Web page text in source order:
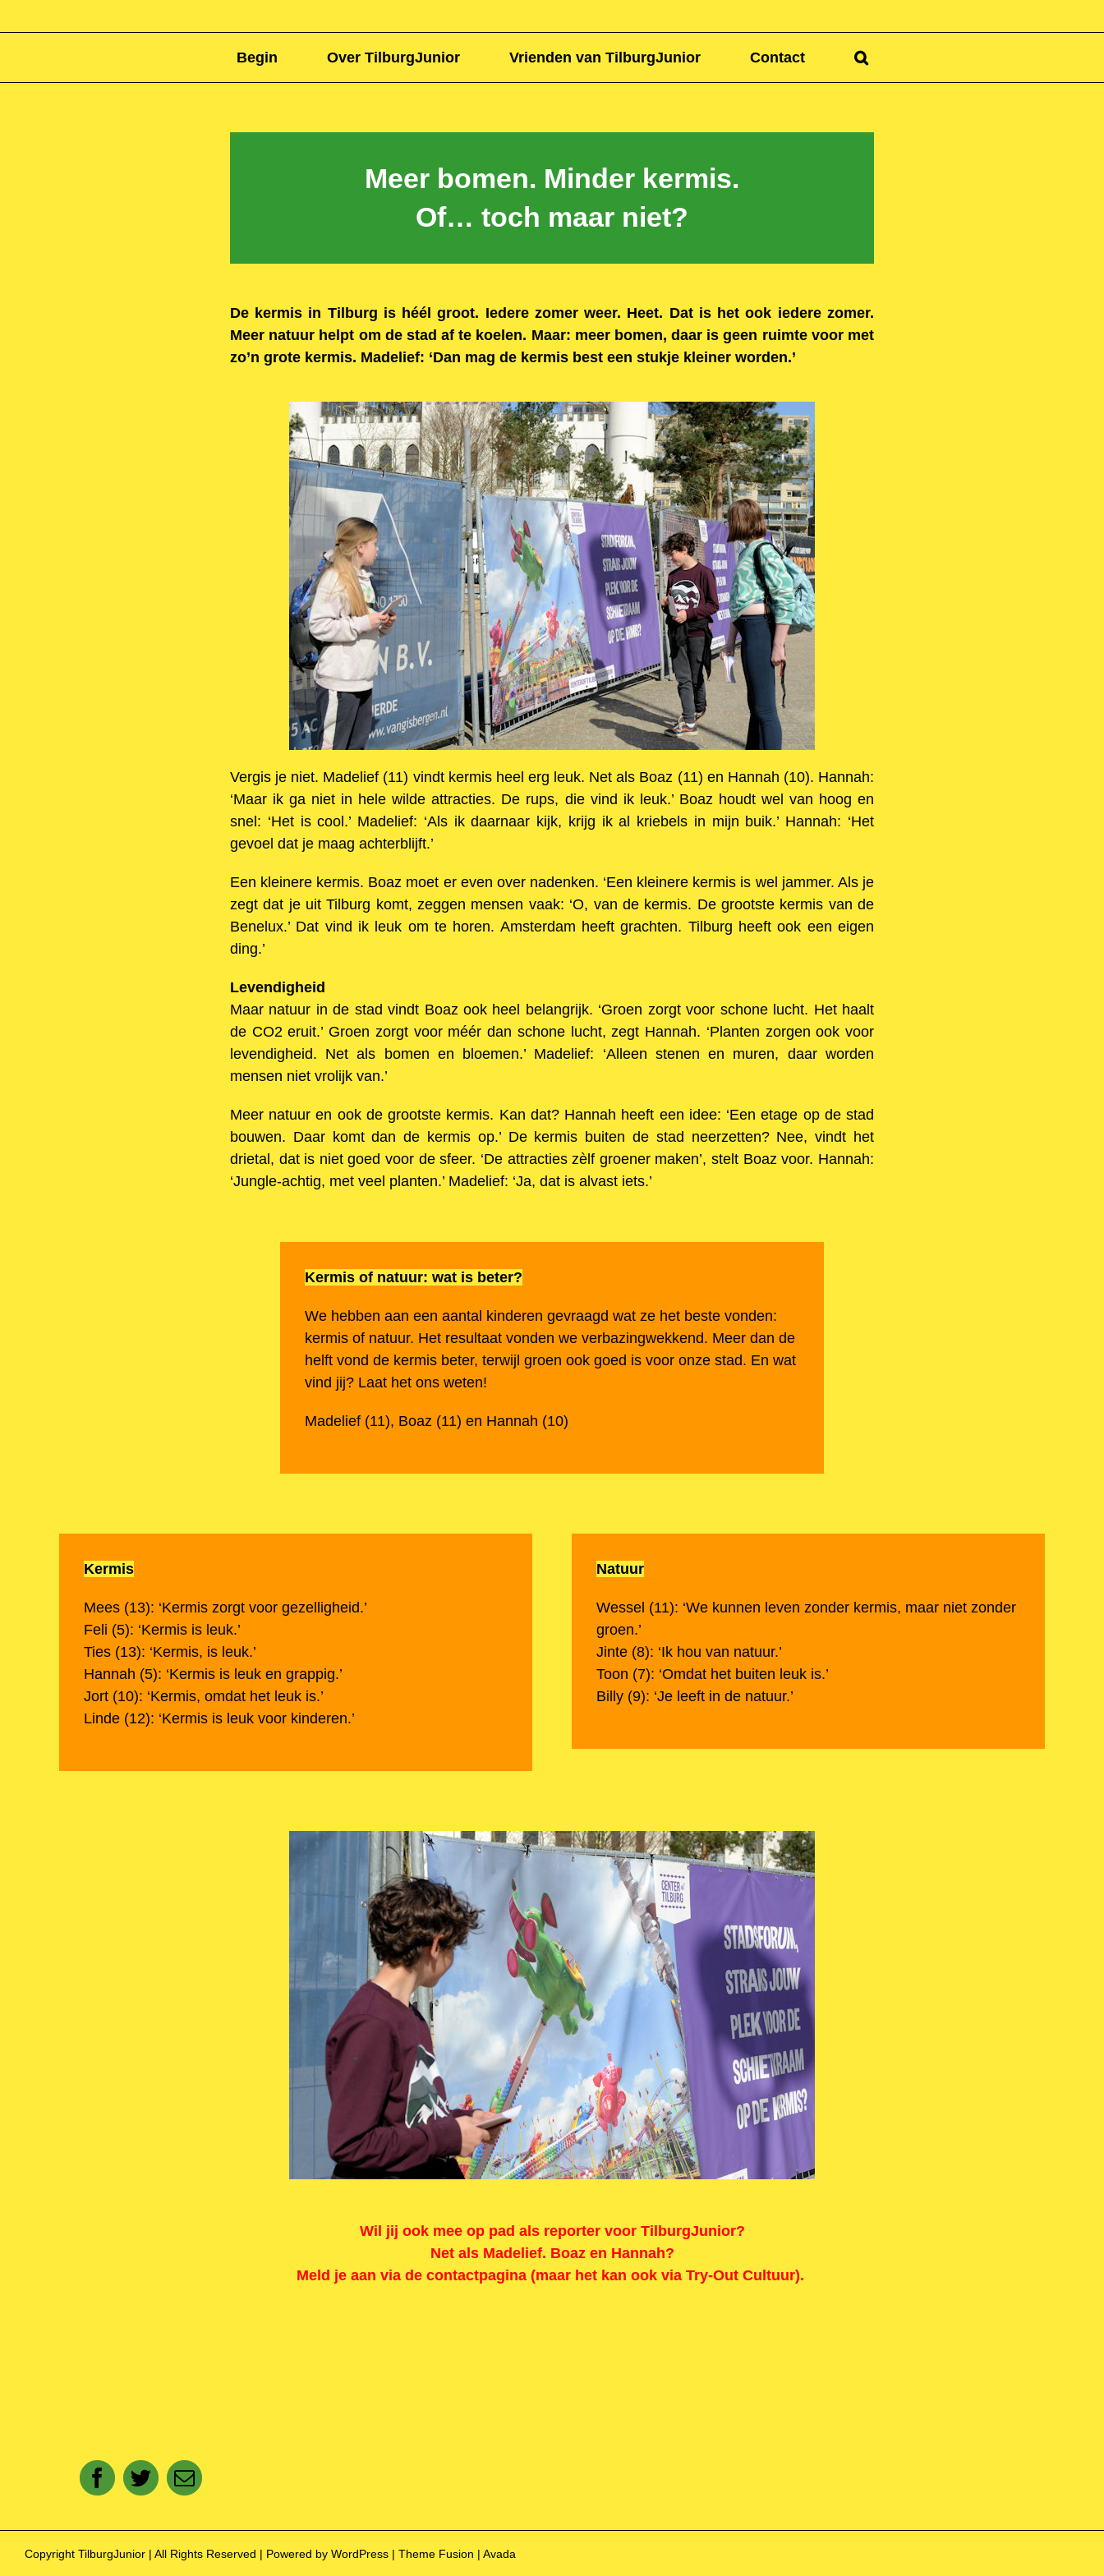
Begin Over TilburgJunior Vrienden van TilburgJunior Contact
Meer bomen. Minder kermis.
Of… toch maar niet?
De kermis in Tilburg is héél groot. Iedere zomer weer. Heet. Dat is het ook iedere zomer.
Meer natuur helpt om de stad af te koelen. Maar: meer bomen, daar is geen ruimte voor met
zo’n grote kermis. Madelief: ‘Dan mag de kermis best een stukje kleiner worden.’
Vergis je niet. Madelief (11) vindt kermis heel erg leuk. Net als Boaz (11) en Hannah (10). Hannah:
‘Maar ik ga niet in hele wilde attracties. De rups, die vind ik leuk.’ Boaz houdt wel van hoog en
snel: ‘Het is cool.’ Madelief: ‘Als ik daarnaar kijk, krijg ik al kriebels in mijn buik.’ Hannah: ‘Het
gevoel dat je maag achterblijft.’
Een kleinere kermis. Boaz moet er even over nadenken. ‘Een kleinere kermis is wel jammer. Als je
zegt dat je uit Tilburg komt, zeggen mensen vaak: ‘O, van de kermis. De grootste kermis van de
Benelux.’ Dat vind ik leuk om te horen. Amsterdam heeft grachten. Tilburg heeft ook een eigen
ding.’
Levendigheid
Maar natuur in de stad vindt Boaz ook heel belangrijk. ‘Groen zorgt voor schone lucht. Het haalt
de CO2 eruit.’ Groen zorgt voor méér dan schone lucht, zegt Hannah. ‘Planten zorgen ook voor
levendigheid. Net als bomen en bloemen.’ Madelief: ‘Alleen stenen en muren, daar worden
mensen niet vrolijk van.’
Meer natuur en ook de grootste kermis. Kan dat? Hannah heeft een idee: ‘Een etage op de stad
bouwen. Daar komt dan de kermis op.’ De kermis buiten de stad neerzetten? Nee, vindt het
drietal, dat is niet goed voor de sfeer. ‘De attracties zèlf groener maken’, stelt Boaz voor. Hannah:
‘Jungle-achtig, met veel planten.’ Madelief: ‘Ja, dat is alvast iets.’
Kermis of natuur: wat is beter?
We hebben aan een aantal kinderen gevraagd wat ze het beste vonden:
kermis of natuur. Het resultaat vonden we verbazingwekkend. Meer dan de
helft vond de kermis beter, terwijl groen ook goed is voor onze stad. En wat
vind jij? Laat het ons weten!
Madelief (11), Boaz (11) en Hannah (10)
Kermis
Mees (13): ‘Kermis zorgt voor gezelligheid.’
Feli (5): ‘Kermis is leuk.’
Ties (13): ‘Kermis, is leuk.’
Hannah (5): ‘Kermis is leuk en grappig.’
Jort (10): ‘Kermis, omdat het leuk is.’
Linde (12): ‘Kermis is leuk voor kinderen.’
Natuur
Wessel (11): ‘We kunnen leven zonder kermis, maar niet zonder
groen.’
Jinte (8): ‘Ik hou van natuur.’
Toon (7): ‘Omdat het buiten leuk is.’
Billy (9): ‘Je leeft in de natuur.’
Wil jij ook mee op pad als reporter voor TilburgJunior?
Net als Madelief. Boaz en Hannah?
Meld je aan via de contactpagina (maar het kan ook via Try-Out Cultuur).
Copyright TilburgJunior | All Rights Reserved | Powered by WordPress | Theme Fusion | Avada